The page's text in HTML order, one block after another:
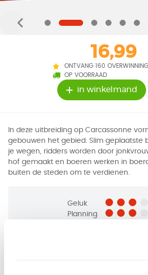
16,99
ONTVANG 160
OP VOORRAAD
in winkelmand
In deze uitbreiding op Carcassonne
gebouwen het gebied. Slim geplaatste
je wegen, ridders worden door
hof gemaakt en boeren werken in
buiten de steden om te verdienen.
Geluk
Planning